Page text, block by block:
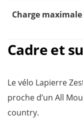
Charge maximale
Cadre et
Le vélo Lapierre
proche d’un All
country.